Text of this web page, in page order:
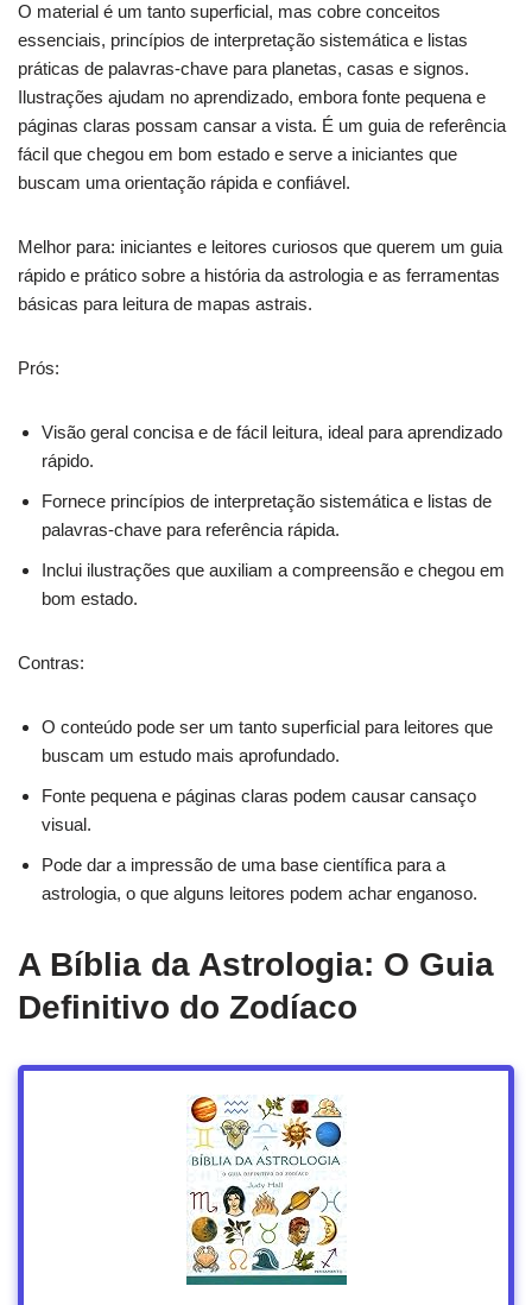
O material é um tanto superficial, mas cobre conceitos
essenciais, princípios de interpretação sistemática e listas
práticas de palavras-chave para planetas, casas e signos.
Ilustrações ajudam no aprendizado, embora fonte pequena e
páginas claras possam cansar a vista. É um guia de referência
fácil que chegou em bom estado e serve a iniciantes que
buscam uma orientação rápida e confiável.
Melhor para: iniciantes e leitores curiosos que querem um guia
rápido e prático sobre a história da astrologia e as ferramentas
básicas para leitura de mapas astrais.
Prós:
Visão geral concisa e de fácil leitura, ideal para aprendizado
rápido.
Fornece princípios de interpretação sistemática e listas de
palavras-chave para referência rápida.
Inclui ilustrações que auxiliam a compreensão e chegou em
bom estado.
Contras:
O conteúdo pode ser um tanto superficial para leitores que
buscam um estudo mais aprofundado.
Fonte pequena e páginas claras podem causar cansaço
visual.
Pode dar a impressão de uma base científica para a
astrologia, o que alguns leitores podem achar enganoso.
A Bíblia da Astrologia: O Guia
Definitivo do Zodíaco